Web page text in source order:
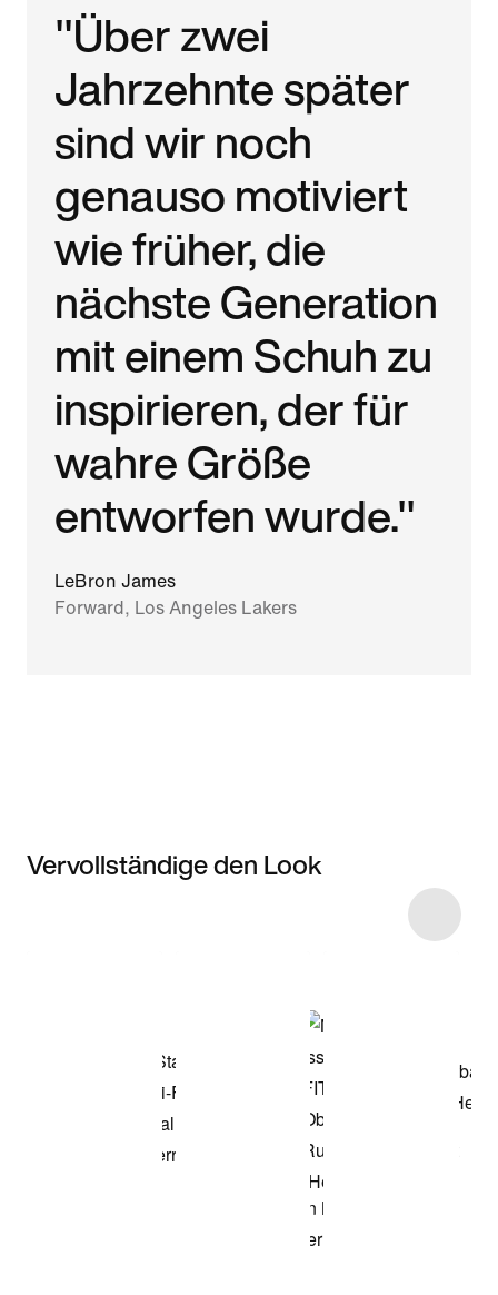
"Über zwei
Jahrzehnte später
sind wir noch
genauso motiviert
wie früher, die
nächste Generation
mit einem Schuh zu
inspirieren, der für
wahre Größe
entworfen wurde."
LeBron James
Forward, Los Angeles Lakers
Vervollständige den Look